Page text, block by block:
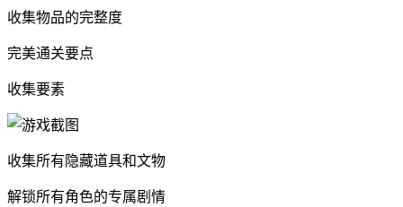
收集物品的完整度
完美通关要点
收集要素
收集所有隐藏道具和文物
解锁所有角色的专属剧情